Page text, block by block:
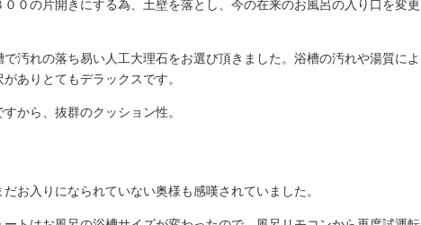
００の片開きにする為、土壁を落とし、今の在来のお風呂の入り口を変更
汚れの落ち易い人工大理石をお選び頂きました。浴槽の汚れや湯質によ
ありとてもデラックスです。
から、抜群のクッション性。
お入りになられていない奥様も感嘆されていました。